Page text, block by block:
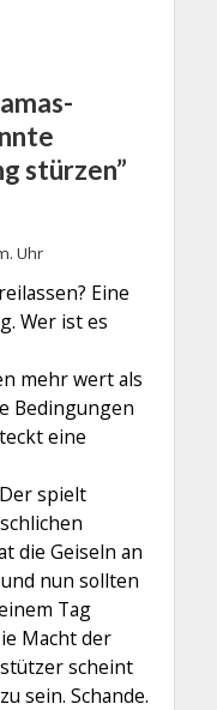
stürzen”
Uhr
Eine
Wer ist es
mehr wert als
Bedingungen
eine
spielt
die Geiseln an
nun sollten
Tag
Macht der
scheint
sein. Schande.